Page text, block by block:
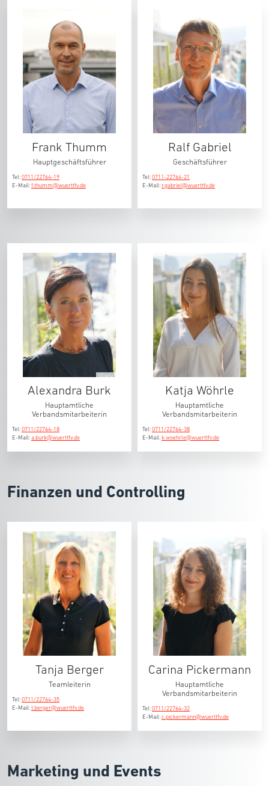
Frank Thumm
Hauptgeschäftsführer
Tel:0711/22764-19
E-Mail:f.thumm@wuerttfv.de
Ralf Gabriel
Geschäftsführer
Tel:0711-22764-21
E-Mail: r.gabriel@wuerttfv.de
© wfv
Alexandra Burk
Hauptamtliche
Verbandsmitarbeiterin
Tel:0711/22764-18
E-Mail:a.burk@wuerttfv.de
Katja Wöhrle
Hauptamtliche
Verbandsmitarbeiterin
Tel:0711/22764-38
E-Mail: k.woehrle@wuerttfv.de
Finanzen und Controlling
Tanja Berger
Teamleiterin
Tel:0711/22764-35
E-Mail:t.berger@wuerttfv.de
Carina Pickermann
Hauptamtliche
Verbandsmitarbeiterin
Tel:0711/22764-32
E-Mail:c.pickermann@wuerttfv.de
Marketing und Events